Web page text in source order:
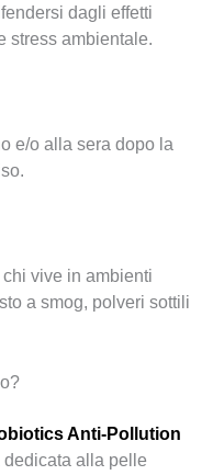
dagli effetti
stress ambientale.
e/o alla sera dopo la
vive in ambienti
a smog, polveri sottili
Anti-Pollution
dedicata alla pelle